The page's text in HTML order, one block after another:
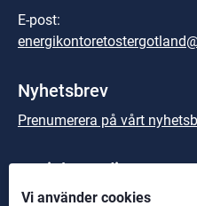
Vi använder cookies
Nyhetsbrev
Prenumerera på vårt
Sociala medier
LinkedIn